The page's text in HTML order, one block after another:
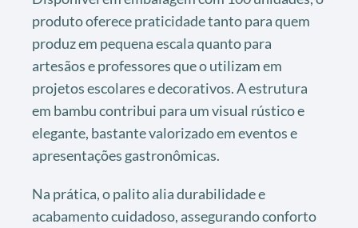
produto oferece praticidade tanto para quem
produz em pequena escala quanto para
artesãos e professores que o utilizam em
projetos escolares e decorativos. A estrutura
em bambu contribui para um visual rústico e
elegante, bastante valorizado em eventos e
apresentações gastronômicas.
Na prática, o palito alia durabilidade e
acabamento cuidadoso, assegurando conforto